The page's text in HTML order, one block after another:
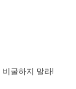
굴하지 말라!